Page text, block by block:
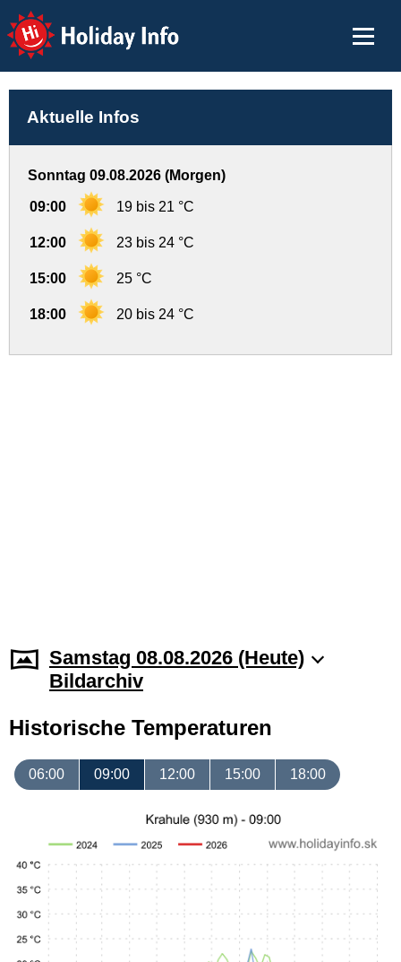
Holiday Info
Aktuelle Infos
Sonntag 09.08.2026 (Morgen)
09:00 19 bis 21 °C
12:00 23 bis 24 °C
15:00 25 °C
18:00 20 bis 24 °C
Samstag 08.08.2026 (Heute)
Bildarchiv
Historische Temperaturen
06:00 09:00 12:00 15:00 18:00